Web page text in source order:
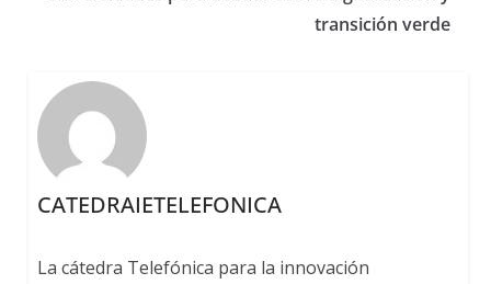
transición verde
CATEDRAIETELEFONICA
La cátedra Telefónica para la innovación